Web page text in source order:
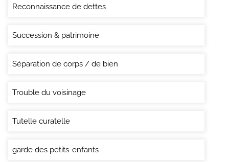
Reconnaissance de dettes
Succession & patrimoine
Séparation de corps / de bien
Trouble du voisinage
Tutelle curatelle
garde des petits-enfants